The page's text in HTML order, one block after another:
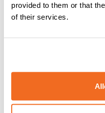
provided to them or that
of their services.